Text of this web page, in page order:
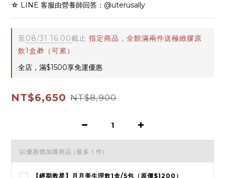
☆ LINE 客服由營養師回答：@uterusally
至08/31 16:00截止 指定商品，全館滿兩件送極緻膠原
飲1盒🎁（可累）
全店，滿$1500享免運優惠
NT$6,650 NT$8,900
以優惠價加購商品 (最多 1 件)
【經期救星】月月美生理飲1盒/5包（原價$1200）